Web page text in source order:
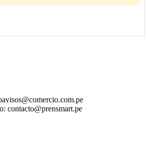
contacto@prensmart.pe